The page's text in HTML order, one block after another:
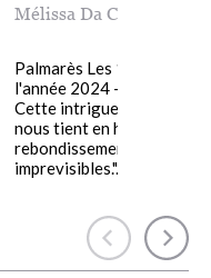
Mélissa Da Costa
Palmarès Les 100 livres de
l'année 2024 - Lire
Cette intrigue
nous tient en haleine au fil
rebondissements
imprevisibles."......